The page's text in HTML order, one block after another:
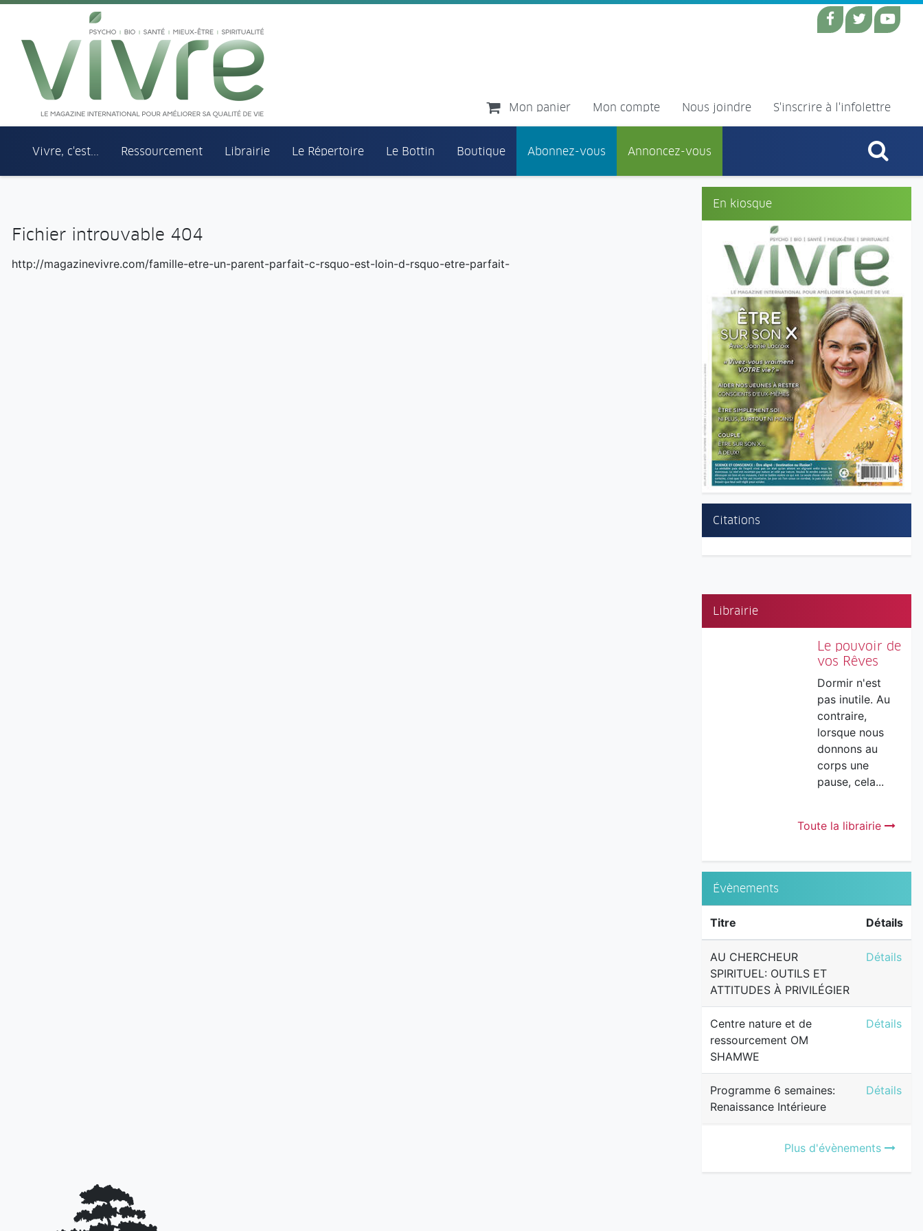
Aller au menu principal
Aller au contenu principal
Mon panier Mon compte Nous joindre S'inscrire à l'infolettre
Vivre, c'est... Ressourcement Librairie Le Répertoire Le Bottin Boutique Abonnez-vous Annoncez-vous
En kiosque
Citations
Librairie
Le pouvoir de
vos Rêves
Dormir n'est
pas inutile. Au
contraire,
lorsque nous
donnons au
corps une
pause, cela...
Toute la librairie
Évènements
Titre Détails
AU CHERCHEUR
SPIRITUEL: OUTILS ET
ATTITUDES À PRIVILÉGIER
AU
Détails
Centre nature et de
ressourcement OM
SHAMWE
Centre
Détails
Programme 6 semaines:
Renaissance Intérieure
Détails
Plus d'évènements
Fichier introuvable 404
http://magazinevivre.com/famille-etre-un-parent-parfait-c-rsquo-est-loin-d-rsquo-etre-parfait-